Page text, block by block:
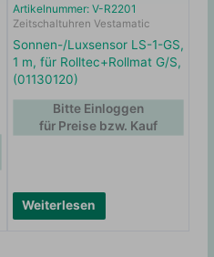
Artikelnummer: V-R2201
Zeitschaltuhren Vestamatic
Sonnen-/Luxsensor LS-1-GS,
1 m, für Rolltec+Rollmat G/S,
(01130120)
Weiterlesen
Bitte Einloggen
für Preise bzw. Kauf